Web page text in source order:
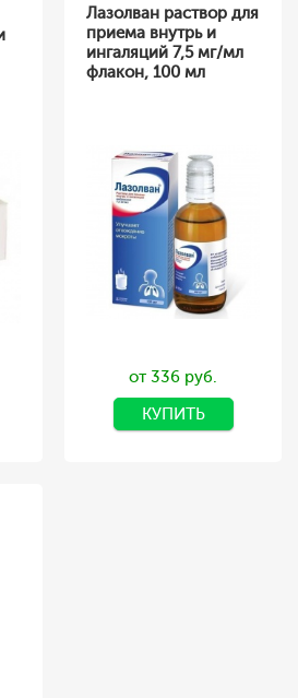
Лазолван раствор для
приема внутрь и
ингаляций 7,5 мг/мл
флакон, 100 мл
от 336 руб.
КУПИТЬ